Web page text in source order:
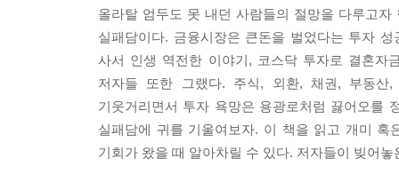
올라탈 엄두도 못 내던 사람들의 절망을 다루고
실패담이다. 금융시장은 큰돈을 벌었다는 투자
사서 인생 역전한 이야기, 코스닥 투자로 결혼
저자들 또한 그랬다. 주식, 외환, 채권, 부동산
기웃거리면서 투자 욕망은 용광로처럼 끓어오를
실패담에 귀를 기울여보자. 이 책을 읽고 개미
기회가 왔을 때 알아차릴 수 있다. 저자들이 빚어